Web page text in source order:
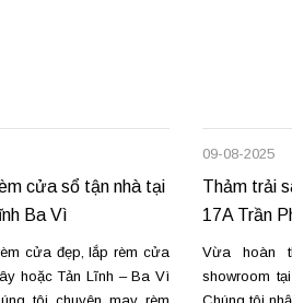
cửa sổ tận nhà tại
Ba Vì
cửa đẹp, lắp rèm cửa
hoặc Tản Lĩnh – Ba Vì
09-08-2025
Thảm trải
17A Trần
Vừa hoàn
showroom